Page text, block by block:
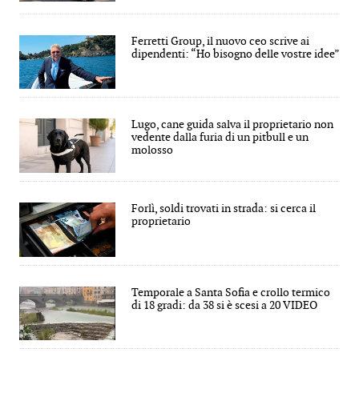
Ferretti Group, il nuovo ceo scrive ai
dipendenti: “Ho bisogno delle vostre idee”
Lugo, cane guida salva il proprietario non
vedente dalla furia di un pitbull e un
molosso
Forlì, soldi trovati in strada: si cerca il
proprietario
Temporale a Santa Sofia e crollo termico
di 18 gradi: da 38 si è scesi a 20 VIDEO